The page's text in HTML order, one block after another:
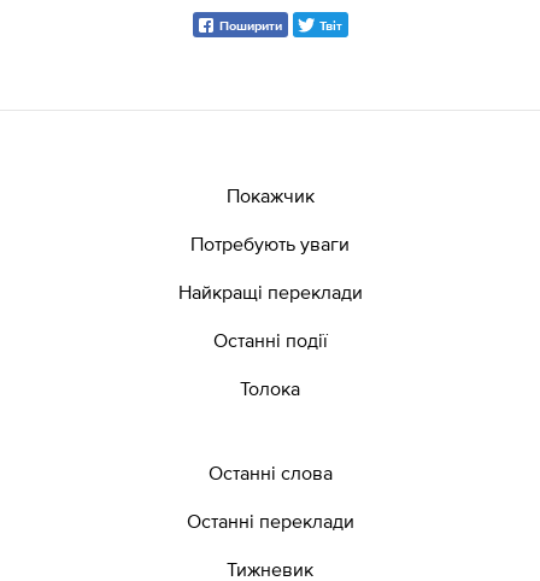
Поширити Твіт
Покажчик
Потребують уваги
Найкращі переклади
Останні події
Толока
Останні слова
Останні переклади
Тижневик